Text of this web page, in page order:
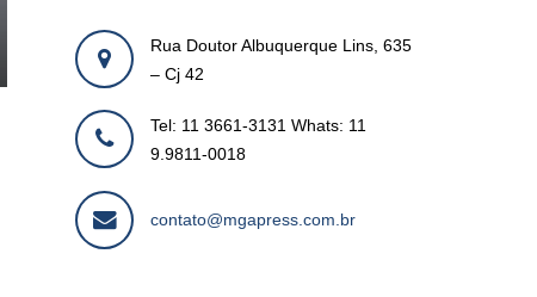
Rua Doutor Albuquerque Lins, 635
– Cj 42
Tel: 11 3661-3131 Whats: 11
9.9811-0018
contato@mgapress.com.br